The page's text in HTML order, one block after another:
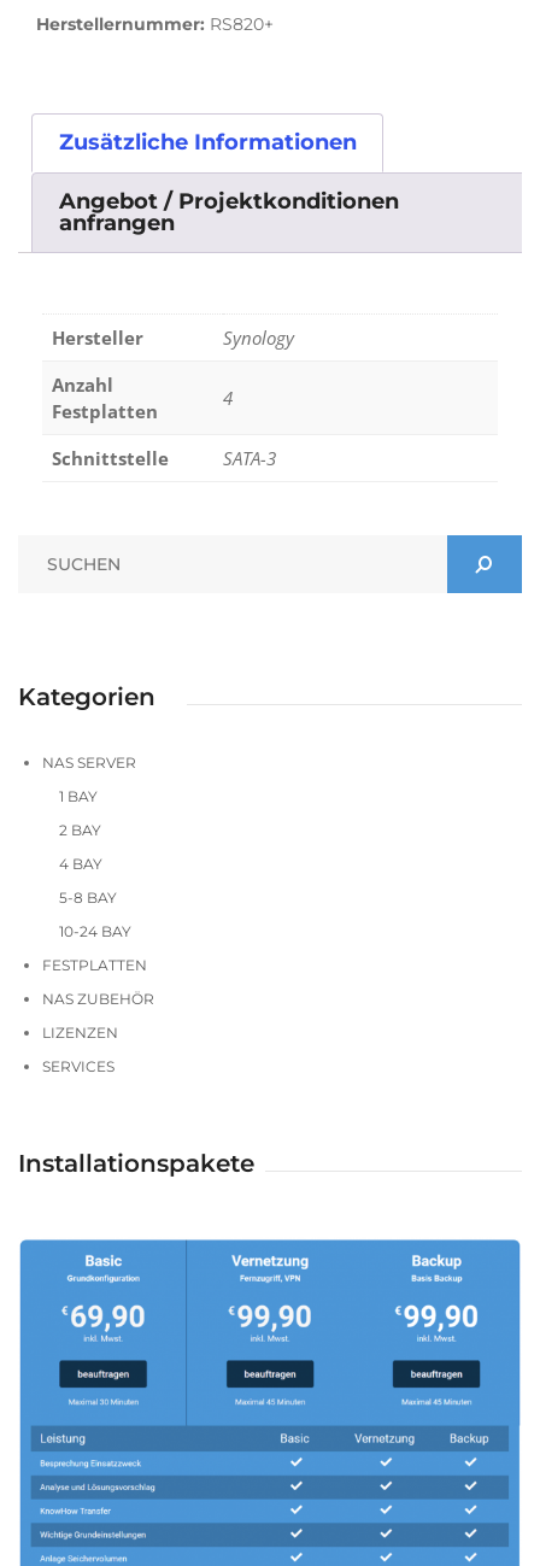
Herstellernummer: RS820+
Zusätzliche Informationen
Angebot / Projektkonditionen
anfrangen
Hersteller
Synology
Anzahl
Festplatten
4
Schnittstelle SATA-3
Kategorien
NAS SERVER
1 BAY
2 BAY
4 BAY
5-8 BAY
10-24 BAY
FESTPLATTEN
NAS ZUBEHÖR
LIZENZEN
SERVICES
Installationspakete